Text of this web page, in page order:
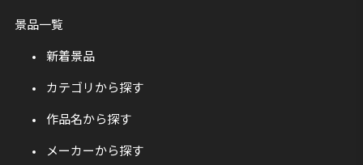
景品一覧
新着景品
カテゴリから探す
作品名から探す
メーカーから探す